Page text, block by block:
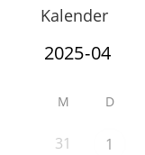
Kalender
M D
31 1